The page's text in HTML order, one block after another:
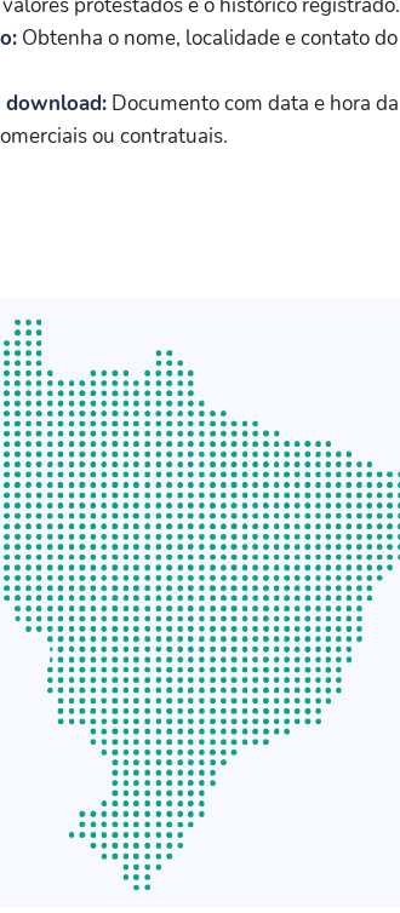
Obtenha o nome, localidade e contato do
download: Documento com data e hora da
ou contratuais.